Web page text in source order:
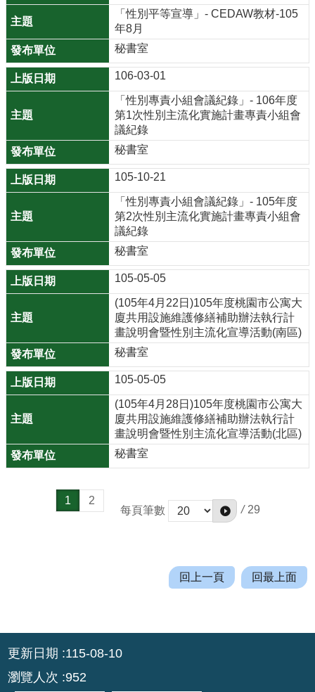
t
a
g
a
m
隱
私
權
政
策
網
站
安
全
政
策
政
府
網
資
開
「性別平等宣導」- CEDAW教材-105
年8月
秘書室
106-03-01
「性別專責小組會議紀錄」- 106年度
第1次性別主流化實施計畫專責小組會
議紀錄
秘書室
105-10-21
「性別專責小組會議紀錄」- 105年度
第2次性別主流化實施計畫專責小組會
議紀錄
秘書室
105-05-05
(105年4月22日)105年度桃園市公寓大
廈共用設施維護修繕補助辦法執行計
畫說明會暨性別主流化宣導活動(南區)
秘書室
105-05-05
(105年4月28日)105年度桃園市公寓大
廈共用設施維護修繕補助辦法執行計
畫說明會暨性別主流化宣導活動(北區)
秘書室
1
2
每頁筆數
/ 29
回上一頁 回最上面
更新日期
115-08-10
瀏覽人次
952